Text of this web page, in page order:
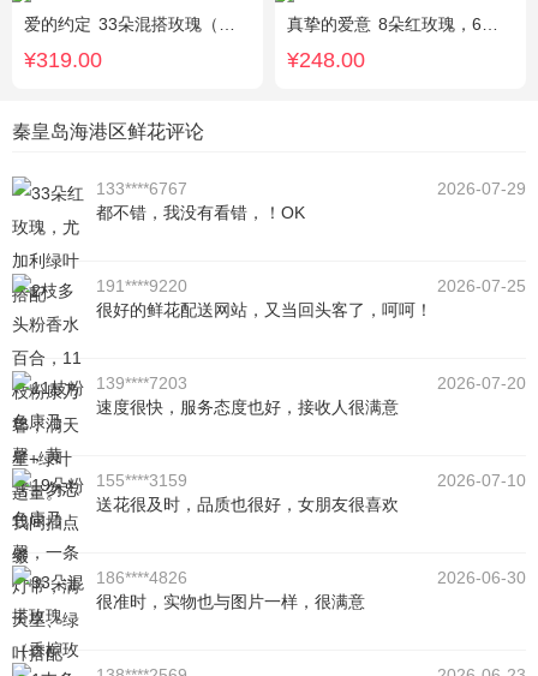
爱的约定 33朵混搭玫瑰（粉戴安娜，香槟玫瑰，红玫瑰），相思梅、绿叶搭配
¥319.00
真挚的爱意 8朵红玫瑰，6朵香槟玫瑰，5朵粉玫瑰，叶上黄金点缀。
¥248.00
秦皇岛海港区鲜花评论
133****6767
2026-07-29
都不错，我没有看错，！OK
191****9220
2026-07-25
很好的鲜花配送网站，又当回头客了，呵呵！
139****7203
2026-07-20
速度很快，服务态度也好，接收人很满意
155****3159
2026-07-10
送花很及时，品质也很好，女朋友很喜欢
186****4826
2026-06-30
很准时，实物也与图片一样，很满意